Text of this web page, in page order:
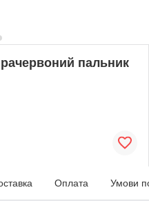
пальник
Оплата Умови